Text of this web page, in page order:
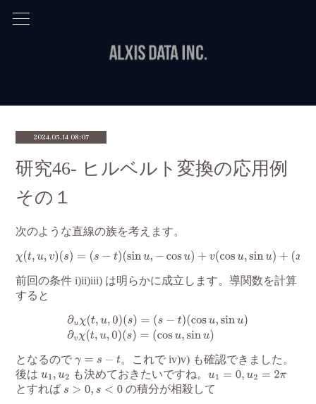
2024.05.14 08:07
研究46- ヒルベルト変換の応用例
その１